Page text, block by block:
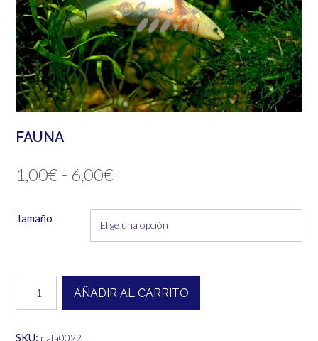
FAUNA
1,00€ - 6,00€
precios:
1,00€
hasta
Tamaño
cantidad
AÑADIR AL CARRITO
SKU: nafa0022